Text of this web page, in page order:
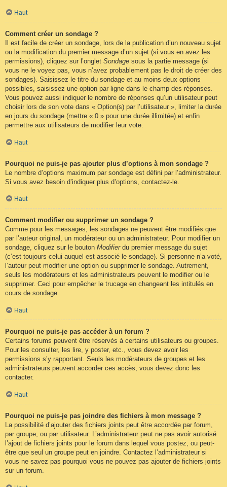
Haut
Comment créer un sondage ?
Il est facile de créer un sondage, lors de la publication d’un nouveau sujet
ou la modification du premier message d’un sujet (si vous en avez les
permissions), cliquez sur l’onglet Sondage sous la partie message (si
vous ne le voyez pas, vous n’avez probablement pas le droit de créer des
sondages). Saisissez le titre du sondage et au moins deux options
possibles, saisissez une option par ligne dans le champ des réponses.
Vous pouvez aussi indiquer le nombre de réponses qu’un utilisateur peut
choisir lors de son vote dans « Option(s) par l’utilisateur », limiter la durée
en jours du sondage (mettre « 0 » pour une durée illimitée) et enfin
permettre aux utilisateurs de modifier leur vote.
Haut
Pourquoi ne puis-je pas ajouter plus d’options à mon sondage ?
Le nombre d’options maximum par sondage est défini par l’administrateur.
Si vous avez besoin d’indiquer plus d’options, contactez-le.
Haut
Comment modifier ou supprimer un sondage ?
Comme pour les messages, les sondages ne peuvent être modifiés que
par l’auteur original, un modérateur ou un administrateur. Pour modifier un
sondage, cliquez sur le bouton Modifierdu premier message du sujet
(c’est toujours celui auquel est associé le sondage). Si personne n’a voté,
l’auteur peut modifier une option ou supprimer le sondage. Autrement,
seuls les modérateurs et les administrateurs peuvent le modifier ou le
supprimer. Ceci pour empêcher le trucage en changeant les intitulés en
cours de sondage.
Haut
Pourquoi ne puis-je pas accéder à un forum ?
Certains forums peuvent être réservés à certains utilisateurs ou groupes.
Pour les consulter, les lire, y poster, etc., vous devez avoir les
permissions s’y rapportant. Seuls les modérateurs de groupes et les
administrateurs peuvent accorder ces accès, vous devez donc les
contacter.
Haut
Pourquoi ne puis-je pas joindre des fichiers à mon message ?
La possibilité d’ajouter des fichiers joints peut être accordée par forum,
par groupe, ou par utilisateur. L’administrateur peut ne pas avoir autorisé
l’ajout de fichiers joints pour le forum dans lequel vous postez, ou peut-
être que seul un groupe peut en joindre. Contactez l’administrateur si
vous ne savez pas pourquoi vous ne pouvez pas ajouter de fichiers joints
sur un forum.